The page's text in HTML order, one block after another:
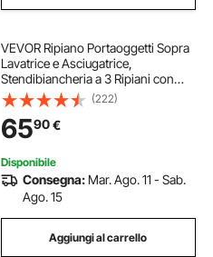
VEVOR Ripiano Portaoggetti Sopra
Lavatrice e Asciugatrice,
Stendibiancheria a 3 Ripiani con
Asta Appendiabiti e Ganci, per
Regolabili a Fila Singola, per Riporre
e Organizzare, Bianco
(222)
6590€
Disponibile
Consegna: Mar. Ago. 11 - Sab.
Ago. 15
Aggiungi al carrello